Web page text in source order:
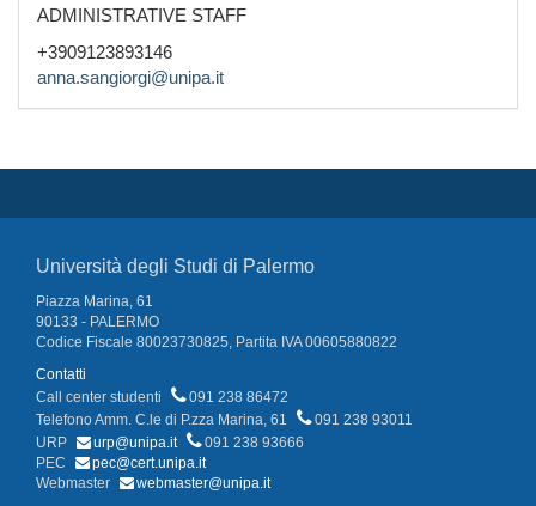
ADMINISTRATIVE STAFF
+3909123893146
anna.sangiorgi@unipa.it
Università degli Studi di Palermo
Piazza Marina, 61
90133 - PALERMO
Codice Fiscale 80023730825, Partita IVA 00605880822
Contatti
Call center studenti
091 238 86472
Telefono Amm. C.le di P.zza Marina, 61
091 238 93011
URP
urp@unipa.it
091 238 93666
PEC
pec@cert.unipa.it
Webmaster
webmaster@unipa.it